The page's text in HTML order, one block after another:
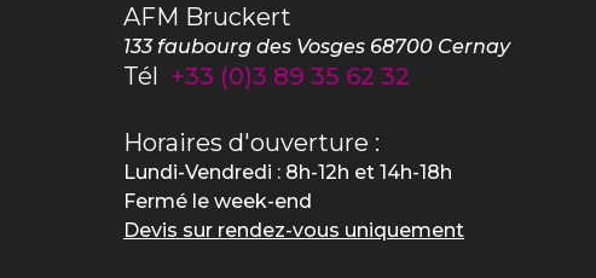
AFM Bruckert
133 faubourg des Vosges 68700 Cernay
Tél +33 (0)3 89 35 62 32
Horaires d'ouverture :
Lundi-Vendredi : 8h-12h et 14h-18h
Fermé le week-end
Devis sur rendez-vous uniquement